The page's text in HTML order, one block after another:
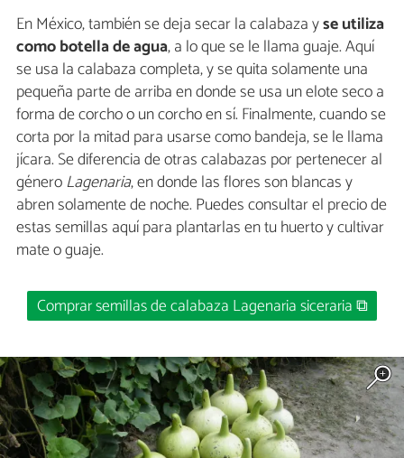
En México, también se deja secar la calabaza yse utiliza
como botella de agua, a lo que se le llama guaje. Aquí
se usa la calabaza completa, y se quita solamente una
pequeña parte de arriba en donde se usa un elote seco a
forma de corcho o un corcho en sí. Finalmente, cuando se
corta por la mitad para usarse como bandeja, se le llama
jícara. Se diferencia de otras calabazas por pertenecer al
géneroLagenaria, en donde las flores son blancas y
abren solamente de noche. Puedes consultar el precio de
estas semillas aquí para plantarlas en tu huerto y cultivar
mate o guaje.
Comprar semillas de calabaza Lagenaria siceraria ⧉